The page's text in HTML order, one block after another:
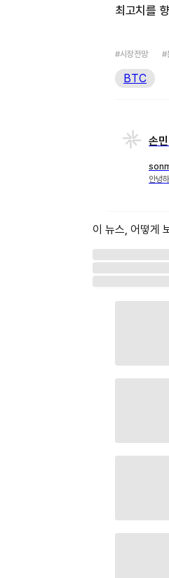
최고치를
#시장전망 #
BTC
손
안녕
이 뉴스, 어떻게